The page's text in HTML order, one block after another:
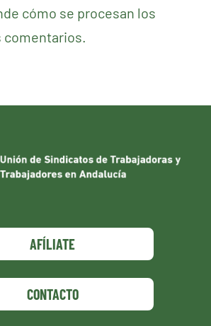
cómo se procesan los
comentarios.
AFÍLIATE
CONTACTO